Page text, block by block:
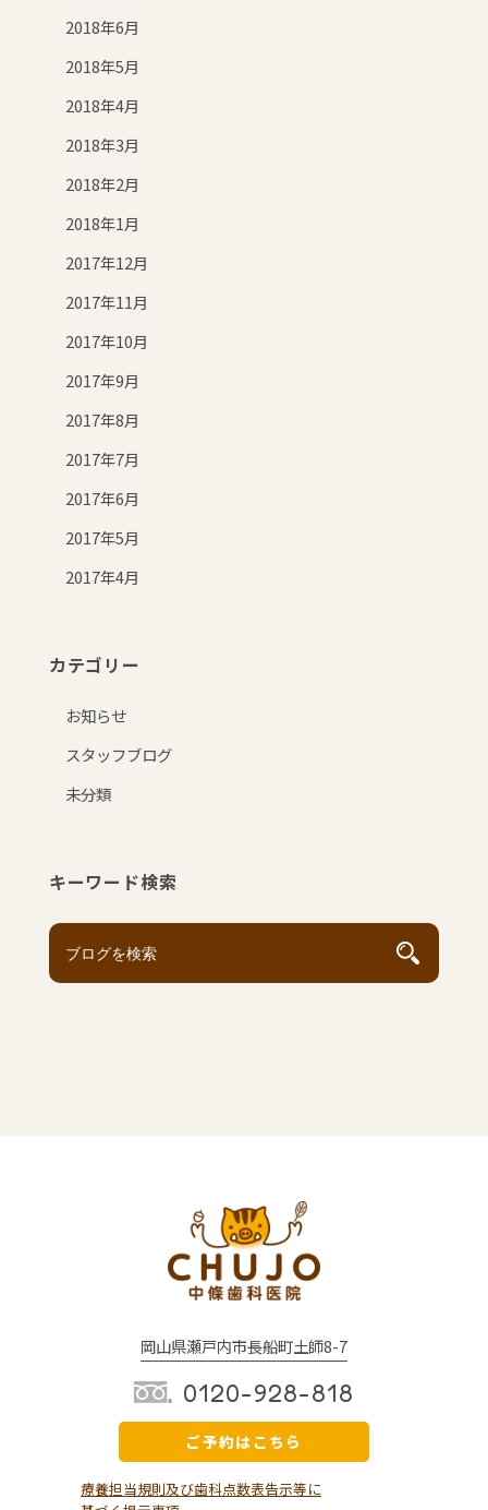
2018年6月
2018年5月
2018年4月
2018年3月
2018年2月
2018年1月
2017年12月
2017年11月
2017年10月
2017年9月
2017年8月
2017年7月
2017年6月
2017年5月
2017年4月
カテゴリー
お知らせ
スタッフブログ
未分類
キーワード検索
岡山県瀬戸内市長船町土師8-7
0120-928-818
ご予約はこちら
療養担当規則及び歯科点数表告示等に